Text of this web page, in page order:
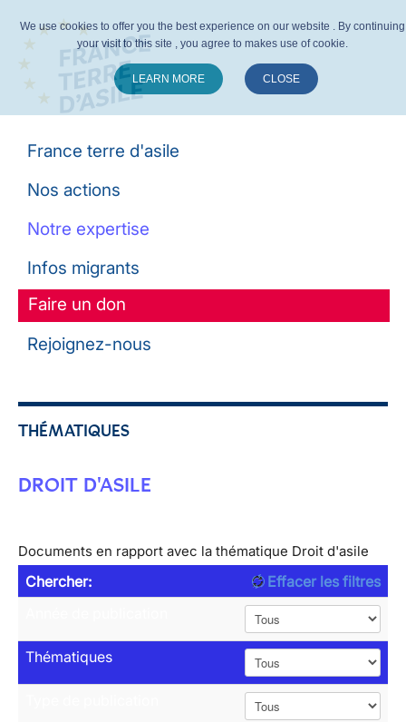
France terre d'asile
Nos actions
Notre expertise
Infos migrants
Faire un don
Rejoignez-nous
THÉMATIQUES
DROIT D'ASILE
Documents en rapport avec la thématique Droit d'asile
Chercher:
Effacer les filtres
Thématiques
We use cookies to offer you the best experience on our website . By continuing
your visit to this site , you agree to makes use of cookie.
LEARN MORE CLOSE